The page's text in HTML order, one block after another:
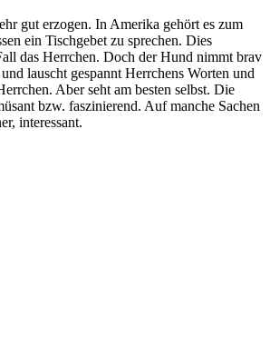
gut erzogen. In Amerika gehört es zum
ein Tischgebet zu sprechen. Dies
das Herrchen. Doch der Hund nimmt brav
lauscht gespannt Herrchens Worten und
Aber seht am besten selbst. Die
bzw. faszinierend. Auf manche Sachen
interessant.